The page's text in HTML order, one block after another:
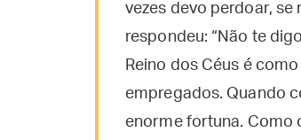
vezes devo perdoar, se
respondeu: “Não te
Reino dos Céus é
empregados. Quando
enorme fortuna. Como